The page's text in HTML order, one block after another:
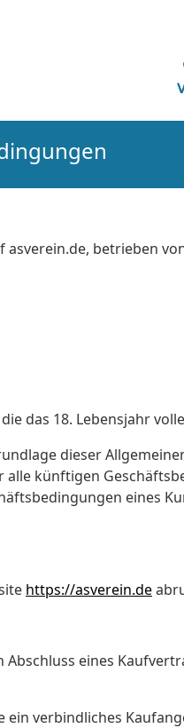
asverein.de, betrieben
das 18. Lebensjahr
dieser
künftigen
eines
https://asverein.de
eines
verbindliches